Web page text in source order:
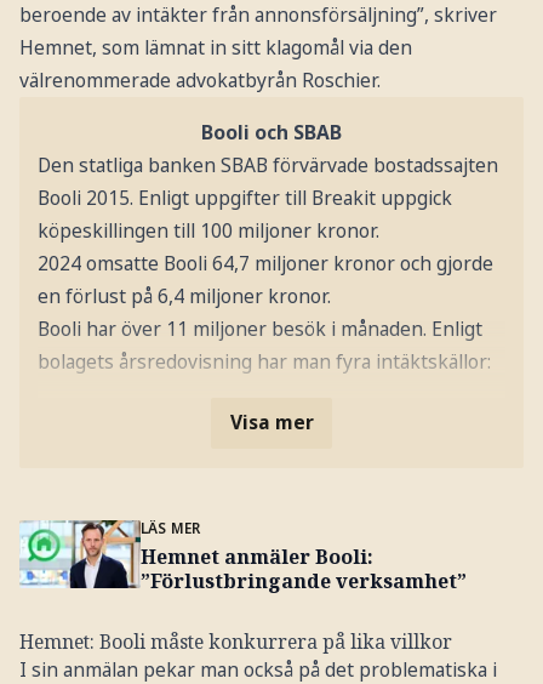
beroende av intäkter från annonsförsäljning”, skriver
Hemnet, som lämnat in sitt klagomål via den
välrenommerade advokatbyrån Roschier.
Booli och SBAB
Den statliga banken SBAB förvärvade bostadssajten
Booli 2015. Enligt uppgifter till Breakit uppgick
köpeskillingen till 100 miljoner kronor.
2024 omsatte Booli 64,7 miljoner kronor och gjorde
en förlust på 6,4 miljoner kronor.
Booli har över 11 miljoner besök i månaden. Enligt
bolagets årsredovisning har man fyra intäktskällor:
Visa mer
LÄS MER
Hemnet anmäler Booli:
”Förlustbringande verksamhet”
Hemnet: Booli måste konkurrera på lika villkor
I sin anmälan pekar man också på det problematiska i